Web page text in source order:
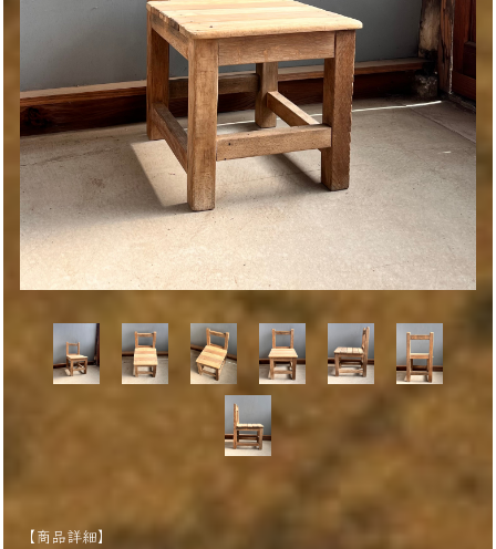
【商品詳細】